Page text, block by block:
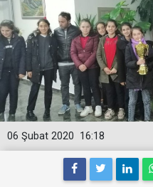
16:18
06 Şubat 2020